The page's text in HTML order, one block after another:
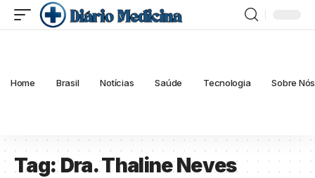
Home Brasil Notícias Saúde Tecnologia Sobre Nós
Tag:Dra. Thaline Neves